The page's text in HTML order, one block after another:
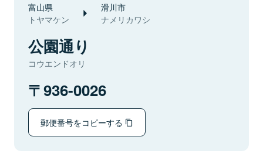
富山県
トヤマケン
滑川市
ナメリカワシ
公園通り
コウエンドオリ
936-0026
郵便番号をコピーする